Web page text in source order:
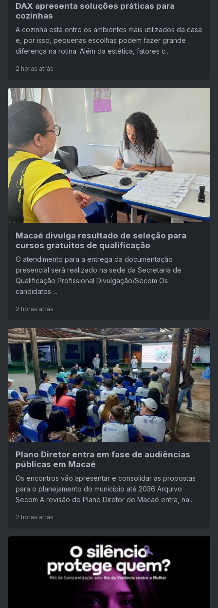
DAX apresenta soluções práticas para
cozinhas
A cozinha está entre os ambientes mais utilizados da casa
e, por isso, pequenas escolhas podem fazer grande
diferença na rotina. Além da estética, fatores c...
2 horas atrás
Macaé divulga resultado de seleção para
cursos gratuitos de qualificação
O atendimento para a entrega da documentação
presencial será realizado na sede da Secretaria de
Qualificação Profissional Divulgação/Secom Os
candidatos ...
2 horas atrás
Plano Diretor entra em fase de audiências
públicas em Macaé
Os encontros vão apresentar e consolidar as propostas
para o planejamento do município até 2036 Arquivo
Secom A revisão do Plano Diretor de Macaé entra, na...
2 horas atrás